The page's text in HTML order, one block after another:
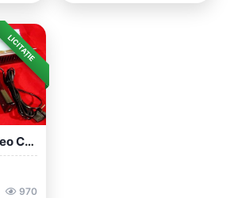
LICITAȚIE
Lampa Foto - Video Cu Halogen Proiector...
970